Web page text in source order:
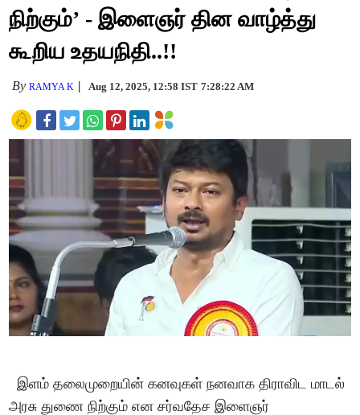
நிற்கும்’ - இளைஞர் தின வாழ்த்து
கூறிய உதயநிதி..!!
ByRAMYA K Aug 12, 2025, 12:58 IST 7:28:22 AM
இளம் தலைமுறையின் கனவுகள் நனவாக திராவிட மாடல்
அரசு துணை நிற்கும் என சர்வதேச இளைஞர்